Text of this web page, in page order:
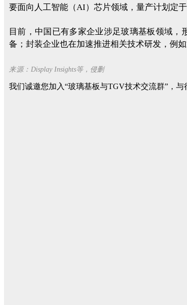
要面向人工智能（AI）芯片领域，量产计划定于
目前，中国已有多家企业涉足玻璃基板领域
备；封装企业也在加速推进相关技术研发，例
来源： Display Insights等，侵删
我们诚邀您加入“玻璃基板与TGV技术交流群”，